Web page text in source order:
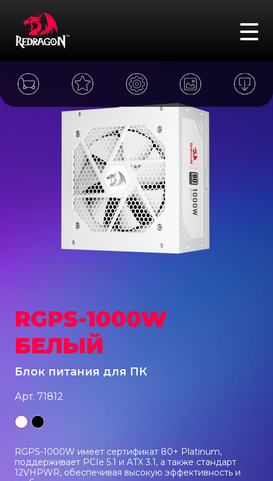
FAQ Адреса Сравнение Войти Поиск
Игровые мыши
Игровые клавиатуры
Игровые гарнитуры
Игровые наборы
Игровые стрим микрофоны
Рюкзаки
RGPS-1000W
БЕЛЫЙ
Блок питания для ПК
Арт. 71812
RGPS-1000W имеет сертификат 80+ Platinum,
поддерживает PCIe 5.1 и ATX 3.1, а также стандарт
12VHPWR, обеспечивая высокую эффективность и